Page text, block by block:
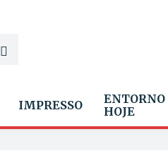
IMPRESSO
ENTORNO
HOJE